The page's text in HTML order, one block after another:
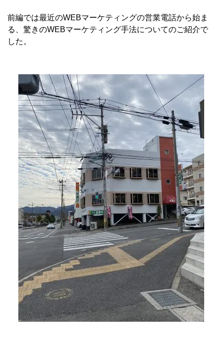
前編では最近のWEBマーケティングの営業電話から始ま
る、驚きのWEBマーケティング手法についてのご紹介で
した。